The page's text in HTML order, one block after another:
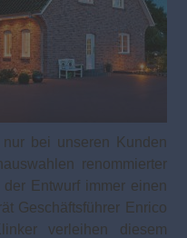
bei unseren Kunden
renommierter
der Entwurf immer einen
Geschäftsführer Enrico
verleihen diesem